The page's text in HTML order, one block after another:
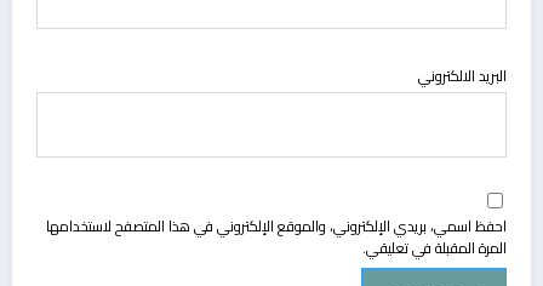
البريد الالكتروني
احفظ اسمي، بريدي الإلكتروني، والموقع الإلكتروني في هذا المتصفح لاستخدامها
المرة المقبلة في تعليقي.